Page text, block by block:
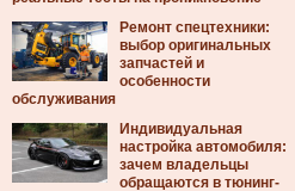
Ремонт спецтехники:
выбор оригинальных
запчастей и
особенности
обслуживания
Индивидуальная
настройка автомобиля:
зачем владельцы
обращаются в тюнинг-